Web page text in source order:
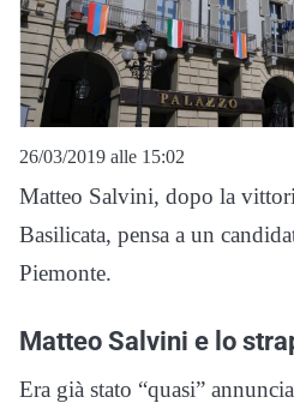
26/03/2019 alle 15:02
Matteo Salvini, dopo la
Basilicata, pensa a un
Piemonte.
Matteo Salvini e lo
Era già stato “quasi”